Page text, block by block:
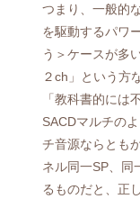
つまり、一般的
を駆動するパワ
う＞ケースが多
２ch」という方
「教科書的には
SACDマルチの
チ音源ならとも
ネル同一SP、同
るものだと、正